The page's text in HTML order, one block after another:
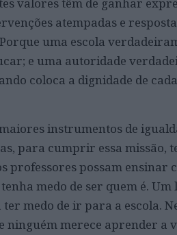
atempadas e
uma escola
e uma autoridade
coloca a dignidade de
instrumentos de
para cumprir essa missão,
professores possam ensinar
medo de ser quem é.
medo de ir para a escola.
ninguém merece aprender a